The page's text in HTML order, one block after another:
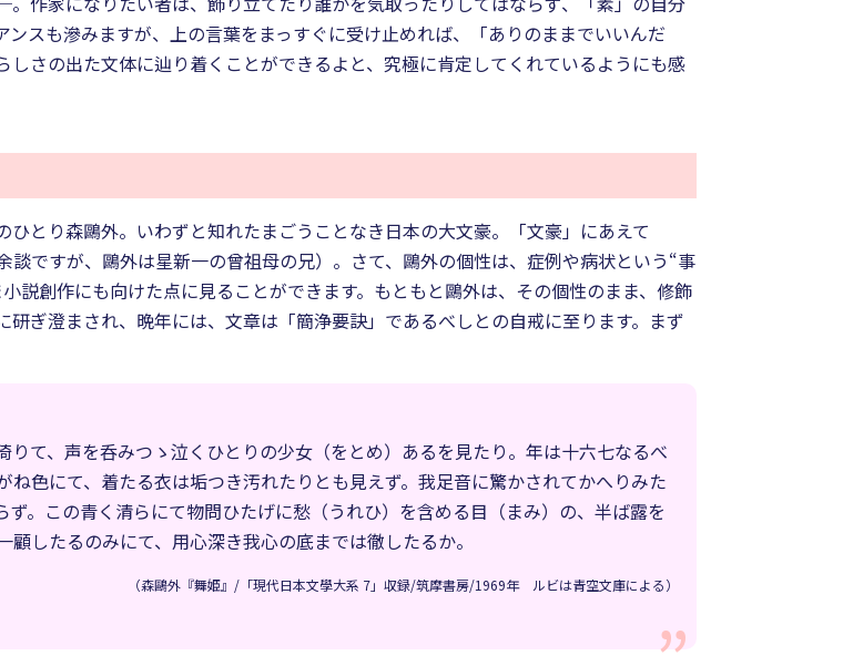
スも滲みますが、上の言葉をまっすぐに受け止めれば、「ありのままでいいんだ
さの出た文体に辿り着くことができるよと、究極に肯定してくれているようにも感
とり森鷗外。いわずと知れたまごうことなき日本の大文豪。「文豪」にあえて
談ですが、鷗外は星新一の曾祖母の兄）。さて、鷗外の個性は、症例や病状という“事
説創作にも向けた点に見ることができます。もともと鷗外は、その個性のまま、修飾
ぎ澄まされ、晩年には、文章は「簡浄要訣」であるべしとの自戒に至ります。まず
て、声を呑みつゝ泣くひとりの少女（をとめ）あるを見たり。年は十六七なるべ
色にて、着たる衣は垢つき汚れたりとも見えず。我足音に驚かされてかへりみた
。この青く清らにて物問ひたげに愁（うれひ）を含める目（まみ）の、半ば露を
したるのみにて、用心深き我心の底までは徹したるか。
（森鷗外『舞姫』/「現代日本文學大系 7」収録/筑摩書房/1969年 ルビは青空文庫による）